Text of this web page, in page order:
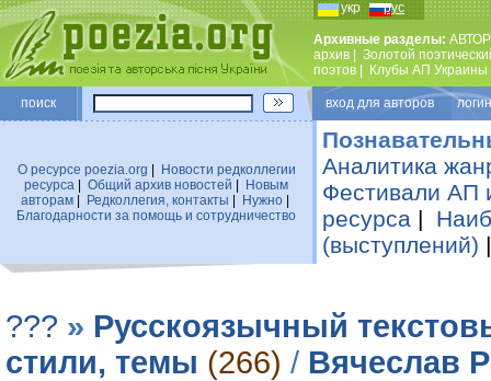
укр рус
Архивные разделы:
архив
Золотой
поэтов
Клубы АП Украины
поиск вход для авторов
О ресурсе poezia.org
Новости редколлегии
ресурса
Общий архив новостей
Новым
авторам| Редколлегия, контакты Нужно|
Благодарности за помощь и сотрудничество
Аналитика
Фестивали АП
ресурса |
(выступлений)
??? » Русскоязычный
стили, темы (266) / Вячеслав